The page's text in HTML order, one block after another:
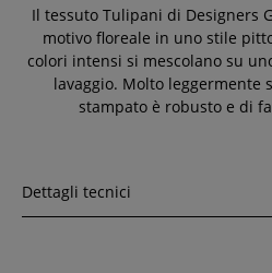
Il tessuto Tulipani di Designers
motivo floreale in uno stile
colori intensi si mescolano su
lavaggio. Molto leggermente
stampato è robusto e di
Dettagli tecnici